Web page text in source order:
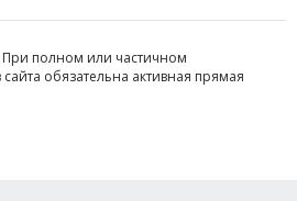
При полном или частичном
обязательна активная прямая